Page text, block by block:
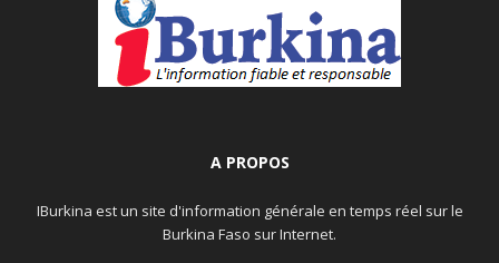
A PROPOS
IBurkina est un site d'information générale en temps réel sur le
Burkina Faso sur Internet.